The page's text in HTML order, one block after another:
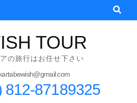
TOUR
の旅行はお任せ下さい
812-87189325